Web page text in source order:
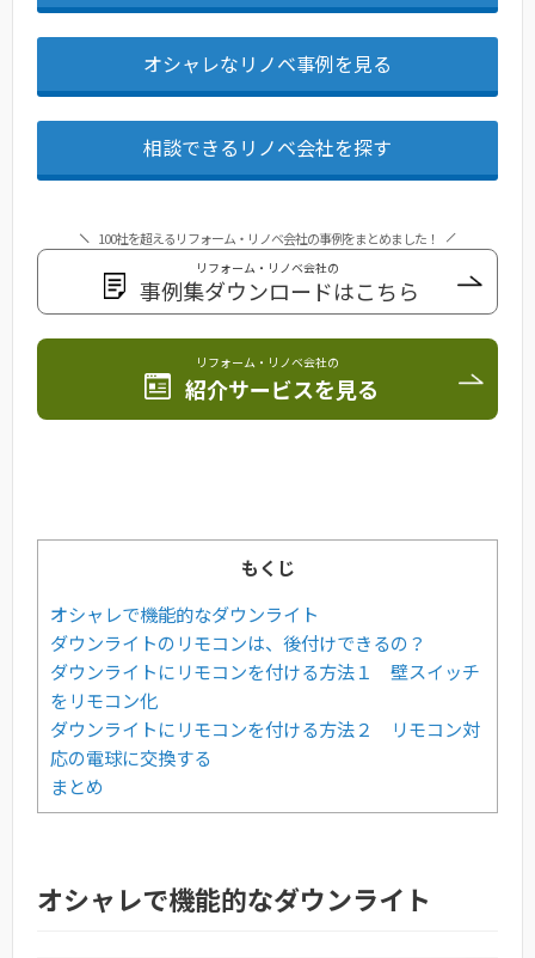
オシャレなリノベ事例を見る
相談できるリノベ会社を探す
100社を超えるリフォーム・リノベ会社の事例をまとめました！
リフォーム・リノベ会社の
事例集ダウンロードはこちら
リフォーム・リノベ会社の
紹介サービスを見る
もくじ
オシャレで機能的なダウンライト
ダウンライトのリモコンは、後付けできるの？
ダウンライトにリモコンを付ける方法１ 壁スイッチ
をリモコン化
ダウンライトにリモコンを付ける方法２ リモコン対
応の電球に交換する
まとめ
オシャレで機能的なダウンライト